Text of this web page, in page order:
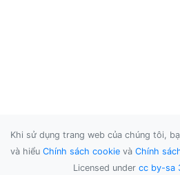
Khi sử dụng trang web của chúng tôi,
và hiểu Chính sách cookie và Chính
Licensed under cc by-sa